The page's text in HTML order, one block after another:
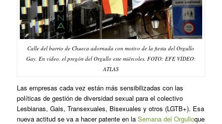
Calle del barrio de Chueca adornada con motivo de la fiesta del Orgullo
Gay. En vídeo, el pregón del Orgullo este miércoles. FOTO: EFE VÍDEO:
ATLAS
Las empresas cada vez están más sensibilizadas con las
políticas de gestión de diversidad sexual para el colectivo
Lesbianas, Gais, Transexuales, Bisexuales y otros (LGTB+). Esa
nueva actitud se va a hacer patente en la Semana del Orgulloque